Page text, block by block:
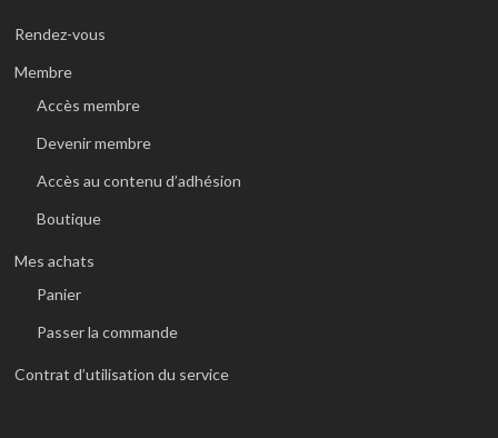
Rendez-vous
Membre
Accès membre
Devenir membre
Accès au contenu d’adhésion
Boutique
Mes achats
Panier
Passer la commande
Contrat d’utilisation du service